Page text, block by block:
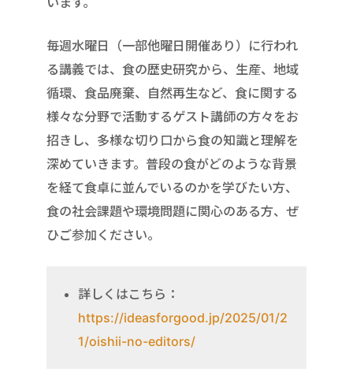
毎週水曜日（一部他曜日開催あり）に行われ
る講義では、食の歴史研究から、生産、地域
循環、食品廃棄、自然再生など、食に関する
様々な分野で活動するゲスト講師の方々をお
招きし、多様な切り口から食の知識と理解を
深めていきます。普段の食がどのような背景
を経て食卓に並んでいるのかを学びたい方、
食の社会課題や環境問題に関心のある方、ぜ
ひご参加ください。
詳しくはこちら：
https://ideasforgood.jp/2025/01/2
1/oishii-no-editors/